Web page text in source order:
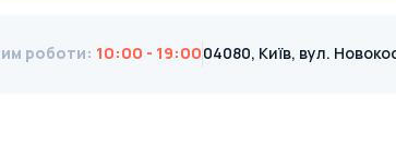
роботи: 10:00 - 19:0004080, Київ, вул.